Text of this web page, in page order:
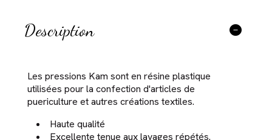
Description
Les pressions Kam sont en résine plastique
utilisées pour la confection d'articles de
puericulture et autres créations textiles.
Haute qualité
Excellente tenue aux lavages répétés.